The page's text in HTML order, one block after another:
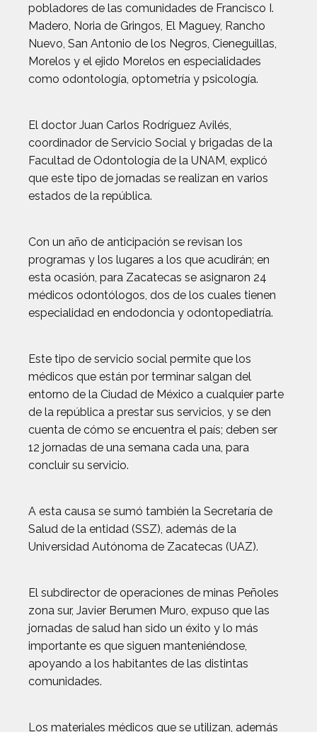
pobladores de las comunidades de Francisco I.
Madero, Noria de Gringos, El Maguey, Rancho
Nuevo, San Antonio de los Negros, Cieneguillas,
Morelos y el ejido Morelos en especialidades
como odontología, optometría y psicología.
El doctor Juan Carlos Rodríguez Avilés,
coordinador de Servicio Social y brigadas de la
Facultad de Odontología de la UNAM, explicó
que este tipo de jornadas se realizan en varios
estados de la república.
Con un año de anticipación se revisan los
programas y los lugares a los que acudirán; en
esta ocasión, para Zacatecas se asignaron 24
médicos odontólogos, dos de los cuales tienen
especialidad en endodoncia y odontopediatría.
Este tipo de servicio social permite que los
médicos que están por terminar salgan del
entorno de la Ciudad de México a cualquier parte
de la república a prestar sus servicios, y se den
cuenta de cómo se encuentra el país; deben ser
12 jornadas de una semana cada una, para
concluir su servicio.
A esta causa se sumó también la Secretaría de
Salud de la entidad (SSZ), además de la
Universidad Autónoma de Zacatecas (UAZ).
El subdirector de operaciones de minas Peñoles
zona sur, Javier Berumen Muro, expuso que las
jornadas de salud han sido un éxito y lo más
importante es que siguen manteniéndose,
apoyando a los habitantes de las distintas
comunidades.
Los materiales médicos que se utilizan, además